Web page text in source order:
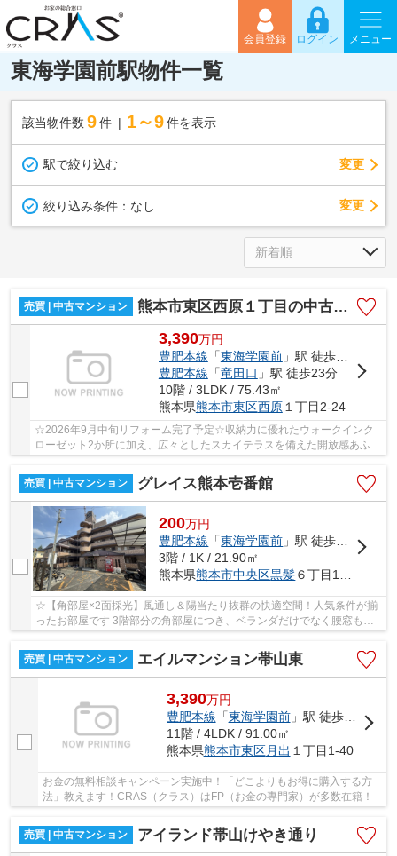
会員登録 ログイン メニュー
東海学園前駅物件一覧
該当物件数 9件 1～9 件を表示
駅で絞り込む 変更
絞り込み条件： なし 変更
売買 | 中古マンション 熊本市東区西原１丁目の中古マンション
3,390万円
豊肥本線 「東海学園前」駅 徒歩17分
豊肥本線 「竜田口 」駅 徒歩23分
10階 / 3LDK / 75.43㎡
熊本県熊本市東区西原１丁目2‐24
☆2026年9月中旬リフォーム完了予定☆収納力に優れたウォークインク
ローゼット2か所に加え、広々としたスカイテラスを備えた開放感あふれ
売買 | 中古マンション
グレイス熊本壱番館
200万円
豊肥本線 「東海学園前 」駅 徒歩16分
3階 / 1K / 21.90㎡
熊本県熊本市中央区黒髪６丁目14-17
☆【角部屋×2面採光】風通し＆陽当たり抜群の快適空間！人気条件が揃
ったお部屋です 3階部分の角部屋につき、ベランダだけでなく腰窓もあ
売買 | 中古マンション
エイルマンション帯山東
3,390万円
豊肥本線 「東海学園前」駅 徒歩35分
11階 / 4LDK / 91.00㎡
熊本県熊本市東区月出 １丁目1-40
お金の無料相談キャンペーン実施中！「どこよりもお得に購入する方
法」教えます！CRAS（クラス）はFP（お金の専門家）が多数在籍！
売買 | 中古マンション アイランド帯山けやき通り